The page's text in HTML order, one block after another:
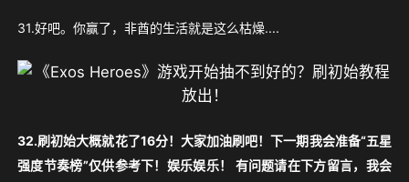
31.好吧。你赢了，非酋的生活就是这么枯燥....
32.刷初始大概就花了16分！大家加油刷吧！下一期我会准备“五星
强度节奏榜”仅供参考下！娱乐娱乐！ 有问题请在下方留言，我会